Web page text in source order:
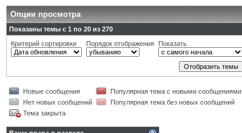
Опции просмотра
Показаны темы с 1 по 20 из 270
Критерий сортировки
Порядок отображения Показать
Новые сообщения
Популярная тема с новыми сообщениями
Нет новых сообщений
Популярная тема без новых сообщений
Тема закрыта